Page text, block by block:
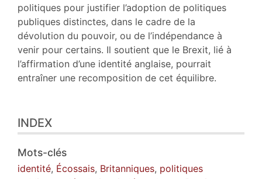
politiques pour justifier l’adoption de politiques
publiques distinctes, dans le cadre de la
dévolution du pouvoir, ou de l’indépendance à
venir pour certains. Il soutient que le Brexit, lié à
l’affirmation d’une identité anglaise, pourrait
entraîner une recomposition de cet équilibre.
INDEX
Mots-clés
identité, Écossais, Britanniques, politiques